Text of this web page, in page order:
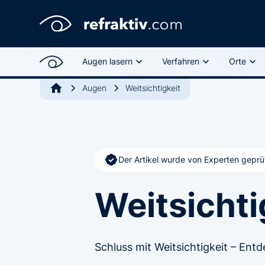
Augen lasern Verfahren Orte
Augen Weitsichtigkeit
Der Artikel wurde von Experten
Schluss mit Weitsichtigkeit –